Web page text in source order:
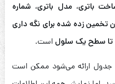
باتری،مدل باتری، شماره
تخمین زده شده برای نگه داری
تا سطح یک سلول است.
جدول ارائه می‌شود ممکن است